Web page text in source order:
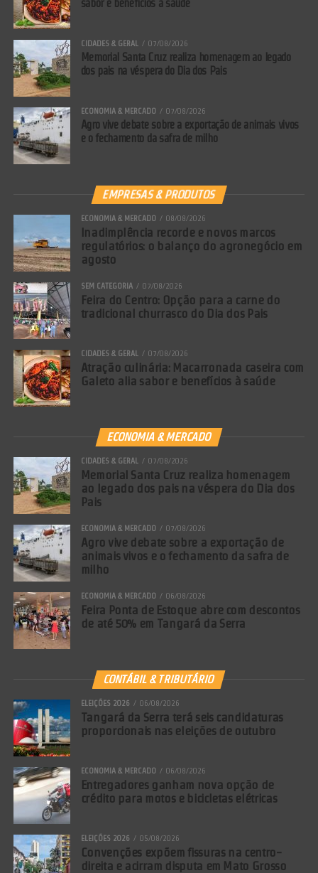
sabor e benefícios à saúde
CIDADES & GERAL 07/08/2026
Memorial Santa Cruz realiza homenagem ao legado
dos pais na véspera do Dia dos Pais
ECONOMIA & MERCADO 07/08/2026
Agro vive debate sobre a exportação de animais vivos
e o fechamento da safra de milho
EMPRESAS & PRODUTOS
ECONOMIA & MERCADO 08/08/2026
Inadimplência recorde e novos marcos
regulatórios: o balanço do agronegócio em
agosto
SEM CATEGORIA 07/08/2026
Feira do Centro: Opção para a carne do
tradicional churrasco do Dia dos Pais
CIDADES & GERAL 07/08/2026
Atração culinária: Macarronada caseira com
Galeto alia sabor e benefícios à saúde
ECONOMIA & MERCADO
CIDADES & GERAL 07/08/2026
Memorial Santa Cruz realiza homenagem
ao legado dos pais na véspera do Dia dos
Pais
ECONOMIA & MERCADO 07/08/2026
Agro vive debate sobre a exportação de
animais vivos e o fechamento da safra de
milho
ECONOMIA & MERCADO 06/08/2026
Feira Ponta de Estoque abre com descontos
de até 50% em Tangará da Serra
CONTÁBIL & TRIBUTÁRIO
ELEIÇÕES 2026 06/08/2026
Tangará da Serra terá seis candidaturas
proporcionais nas eleições de outubro
ECONOMIA & MERCADO 06/08/2026
Entregadores ganham nova opção de
crédito para motos e bicicletas elétricas
ELEIÇÕES 2026 05/08/2026
Convenções expõem fissuras na centro-
direita e acirram disputa em Mato Grosso